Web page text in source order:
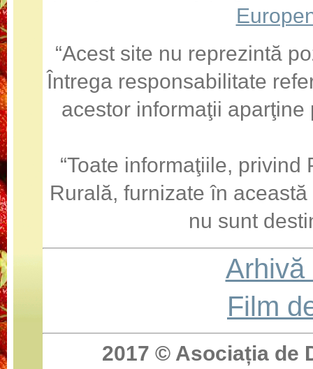
“Acest site nu reprezintă
Întrega responsabilitate
acestor informaţii
“Toate informaţiile,
Rurală, furnizate în
nu sunt
Arhivă
Film
2017 © Asociația de